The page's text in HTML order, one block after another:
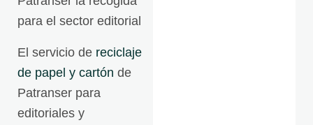
para el sector editorial
El servicio de reciclaje
de papel y cartón de
Patranser para
editoriales y